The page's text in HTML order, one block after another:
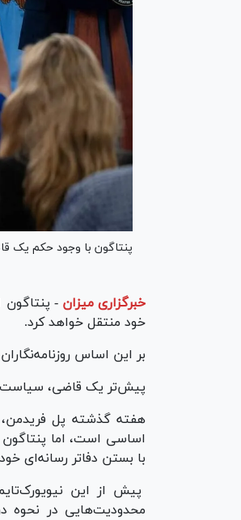
پنتاگون با وجود حکم یک
خبرگزاری میزان -
خود منتقل خواهد کرد.
بر این اساس
پیش‌تر یک قاضی، سیاست
هفته گذشته پل
اساسی است، اما
با بستن دفاتر رسانه‌ای
پیش از این
محدودیت‌هایی در نحوه